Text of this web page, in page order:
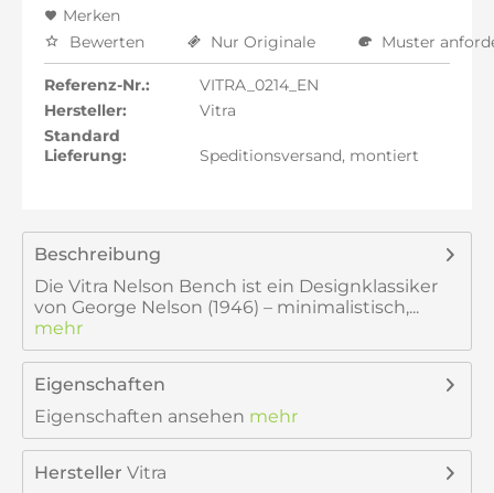
Merken
Bewerten
Nur Originale Muster
Referenz-Nr.:
VITRA_0214_EN
Hersteller:
Vitra
Standard
Lieferung:
Speditionsversand, montiert
Beschreibung
Die Vitra Nelson Bench ist ein Designklassiker
von George Nelson (1946) – minimalistisch,...
mehr
Eigenschaften
Eigenschaften ansehen mehr
Hersteller Vitra